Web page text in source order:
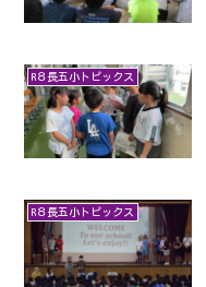
R８長五小トピックス
R８長五小トピックス